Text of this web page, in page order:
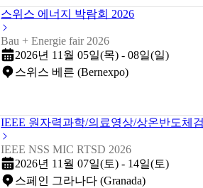
스위스 에너지 박람회 2026
Bau + Energie fair 2026
2026년 11월 05일(목) - 08일(일)
스위스 베른 (Bernexpo)
IEEE 원자력과학/의료영상/상온반도체
IEEE NSS MIC RTSD 2026
2026년 11월 07일(토) - 14일(토)
스페인 그라나다 (Granada)